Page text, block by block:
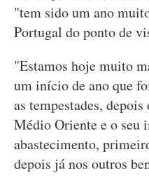
"tem sido um ano
Portugal do ponto de
"Estamos hoje muito
um início de ano que
as tempestades,
Médio Oriente e o seu
abastecimento,
depois já nos outros